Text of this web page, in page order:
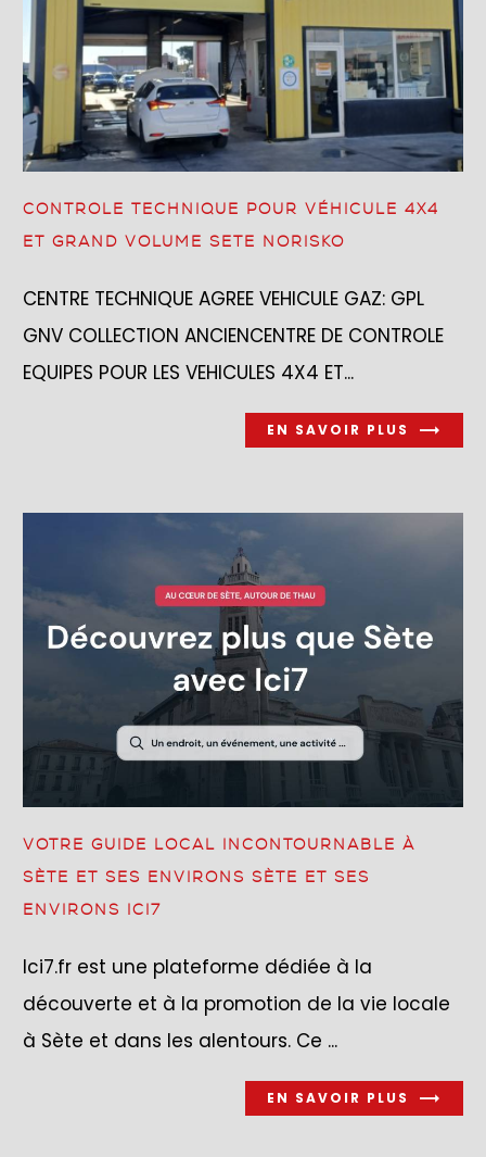
CONTROLE TECHNIQUE POUR VÉHICULE 4X4
ET GRAND VOLUME SETE NORISKO
CENTRE TECHNIQUE AGREE VEHICULE GAZ: GPL
GNV COLLECTION ANCIENCENTRE DE CONTROLE
EQUIPES POUR LES VEHICULES 4X4 ET...
EN SAVOIR PLUS
VOTRE GUIDE LOCAL INCONTOURNABLE À
SÈTE ET SES ENVIRONS SÈTE ET SES
ENVIRONS ICI7
Ici7.fr est une plateforme dédiée à la
découverte et à la promotion de la vie locale
à Sète et dans les alentours. Ce ...
EN SAVOIR PLUS